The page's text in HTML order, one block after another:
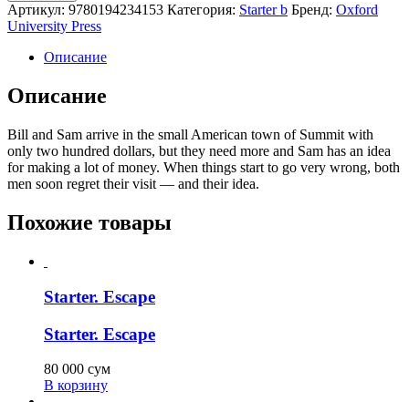
Артикул: 9780194234153 Категория: Starter b Бренд: Oxford
University Press
Описание
Описание
Bill and Sam arrive in the small American town of Summit with
only two hundred dollars, but they need more and Sam has an idea
for making a lot of money. When things start to go very wrong, both
men soon regret their visit — and their idea.
Похожие товары
Starter. Escape
Starter. Escape
80 000 сум
В корзину